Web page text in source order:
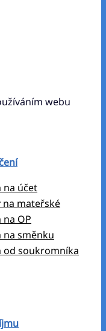
webu
na účet
na mateřské
na OP
na směnku
od soukromníka